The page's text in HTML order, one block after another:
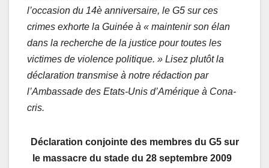
l’occasion du 14è anniversaire, le G5 sur ces
crimes exhorte la Guinée à « maintenir son élan
dans la recherche de la justice pour toutes les
victimes de violence politique. » Lisez plutôt la
déclaration transmise à notre rédaction par
l’Ambassade des Etats-Unis d’Amérique à Cona-
cris.
Déclaration conjointe des membres du G5 sur
le massacre du stade du 28 septembre 2009